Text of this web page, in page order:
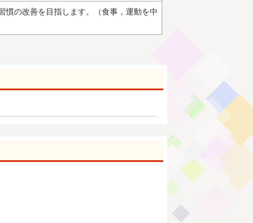
慣の改善を目指します。（食事，運動を中